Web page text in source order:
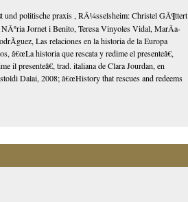
politische praxis , RÃ¼sselsheim: Christel GÃ¶ttert
Jornet i Benito, Teresa Vinyoles Vidal, MarÃ­a-
Las relaciones en la historia de la Europa
historia que rescata y redime el presenteâ€,
il presenteâ€, trad. italiana de Clara Jourdan, en
Dalai, 2008; â€œHistory that rescues and redeems